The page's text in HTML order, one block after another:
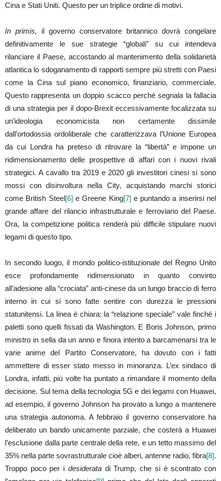
Cina e Stati Uniti. Questo per un triplice ordine di motivi.
In primis, il governo conservatore britannico dovrà congelare
definitivamente le sue strategie “globali” su cui intendeva
rilanciare il Paese, accostando al mantenimento della solidarietà
atlantica lo sdoganamento di rapporti sempre più stretti con Paesi
come la Cina sul piano economico, finanziario, commerciale.
Questo rappresenta un doppio scacco perché segnala la fallacia
di una strategia per il dopo-Brexit eccessivamente focalizzata su
un’ideologia economicista non certamente dissimile
dall’ortodossia ordoliberale che caratterizzava l’Unione Europea
da cui Londra ha preteso di ritrovare la “libertà” e impone un
ridimensionamento delle prospettive di affari con i nuovi rivali
strategici. A cavallo tra 2019 e 2020 gli investitori cinesi si sono
mossi con disinvoltura nella City, acquistando marchi storici
come British Steel[6]e Greene King[7]e puntando a inserirsi nel
grande affare del rilancio infrastrutturale e ferroviario del Paese.
Ora, la competizione politica renderà più difficile stipulare nuovi
legami di questo tipo.
In secondo luogo, il mondo politico-istituzionale del Regno Unito
esce profondamente ridimensionato in quanto convinto
all’adesione alla “crociata” anti-cinese da un lungo braccio di ferro
interno in cui si sono fatte sentire con durezza le pressioni
statunitensi. La linea è chiara: la “relazione speciale” vale finché i
paletti sono quelli fissati da Washington. E Boris Johnson, primo
ministro in sella da un anno e finora intento a barcamenarsi tra le
varie anime del Partito Conservatore, ha dovuto con i fatti
ammettere di esser stato messo in minoranza. L’ex sindaco di
Londra, infatti, più volte ha puntato a rimandare il momento della
decisione. Sul tema della tecnologia 5G e dei legami con Huawei,
ad esempio, il governo Johnson ha provato a lungo a mantenere
una strategia autonoma. A febbraio il governo conservatore ha
deliberato un bando unicamente parziale, che costerà a Huawei
l’esclusione dalla parte centrale della rete, e un tetto massimo del
35% nella parte sovrastrutturale cioè alberi, antenne radio, fibra[8].
Troppo poco per i desiderata di Trump, che si è scontrato con